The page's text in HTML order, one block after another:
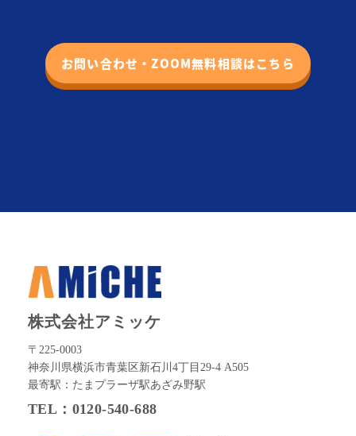
お問い合わせ・ZOOM無料相談はこちら
株式会社アミッケ
〒225-0003
神奈川県横浜市青葉区新石川4丁目29-4 A505
最寄駅：たまプラーザ駅あざみ野駅
TEL：0120-540-688